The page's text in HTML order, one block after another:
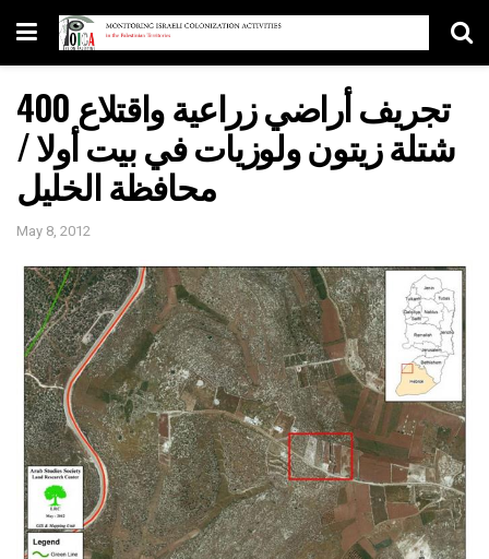
تجريف أراضي زراعية واقتلاع 400
شتلة زيتون ولوزيات في بيت أولا /
محافظة الخليل
May 8, 2012